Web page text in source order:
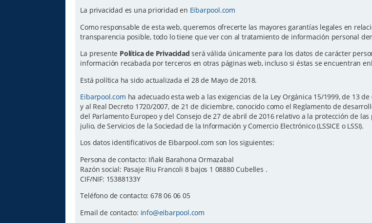
La privacidad es una prioridad en Eibarpool.com
Como responsable de esta web, queremos ofrecerte las mayores garantías legales en
transparencia posible, todo lo tiene que ver con al tratamiento de información personal
La presente Política de Privacidad será válida únicamente para los datos de carácter
información recabada por terceros en otras páginas web, incluso si éstas se encuentran
Está política ha sido actualizada el 28 de Mayo de 2018.
Eibarpool.com ha adecuado esta web a las exigencias de la Ley Orgánica 15/1999, de 13
y al Real Decreto 1720/2007, de 21 de diciembre, conocido como el Reglamento de
del Parlamento Europeo y del Consejo de 27 de abril de 2016 relativo a la protección de las
julio, de Servicios de la Sociedad de la Información y Comercio Electrónico (LSSICE o LSSI).
Los datos identificativos de Eibarpool.com son los siguientes:
Persona de contacto: Iñaki Barahona Ormazabal
Razón social: Pasaje Riu Francoli 8 bajos 1 08880 Cubelles .
CIF/NIF: 15388133Y
Teléfono de contacto: 678 06 06 05
Email de contacto: info@eibarpool.com